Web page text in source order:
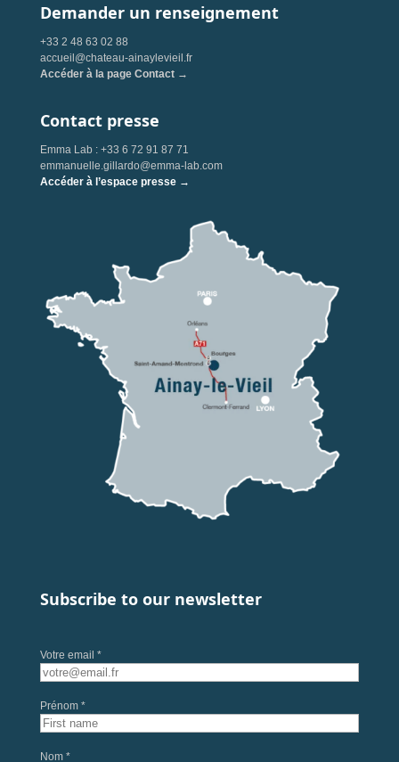
Demander un renseignement
+33 2 48 63 02 88
accueil@chateau-ainaylevieil.fr
Accéder à la page Contact →
Contact presse
Emma Lab : +33 6 72 91 87 71
emmanuelle.gillardo@emma-lab.com
Accéder à l’espace presse →
Subscribe to our newsletter
Votre email *
Prénom *
Nom *